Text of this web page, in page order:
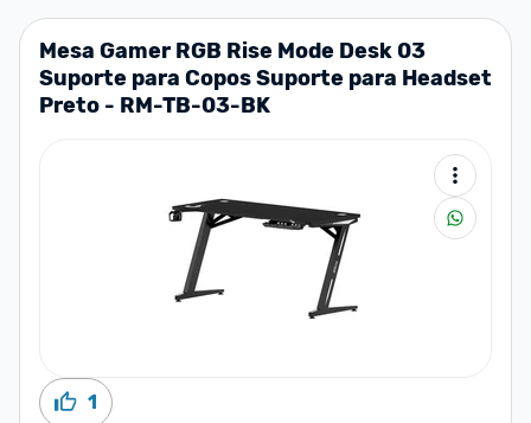
Mesa Gamer RGB Rise Mode Desk 03
Suporte para Copos Suporte para Headset
Preto - RM-TB-03-BK
1